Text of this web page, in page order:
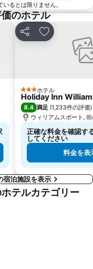
るとは限りません。
のホテル
シェア お気に入りに
3 ホテルのランク
ホテル
Holiday Inn
8.4 満足 (1,233件の評価)
ウィリアムスポート,
正確な料金を確認す
してください
料金を表
宿泊施設を表示
テルカテゴリー